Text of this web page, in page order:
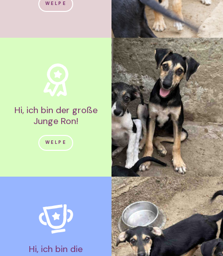
WELPE
Hi, ich bin der große
Junge Ron!
WELPE
Hi, ich bin die